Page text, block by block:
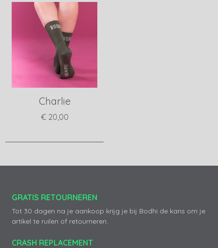
Charlie
€ 20,00
GRATIS RETOURNEREN
Tot 30 dagen na je aankoop krijg je bij Bodhi de kans om je
artikel te ruilen of retourneren.
CRASH REPLACEMENT